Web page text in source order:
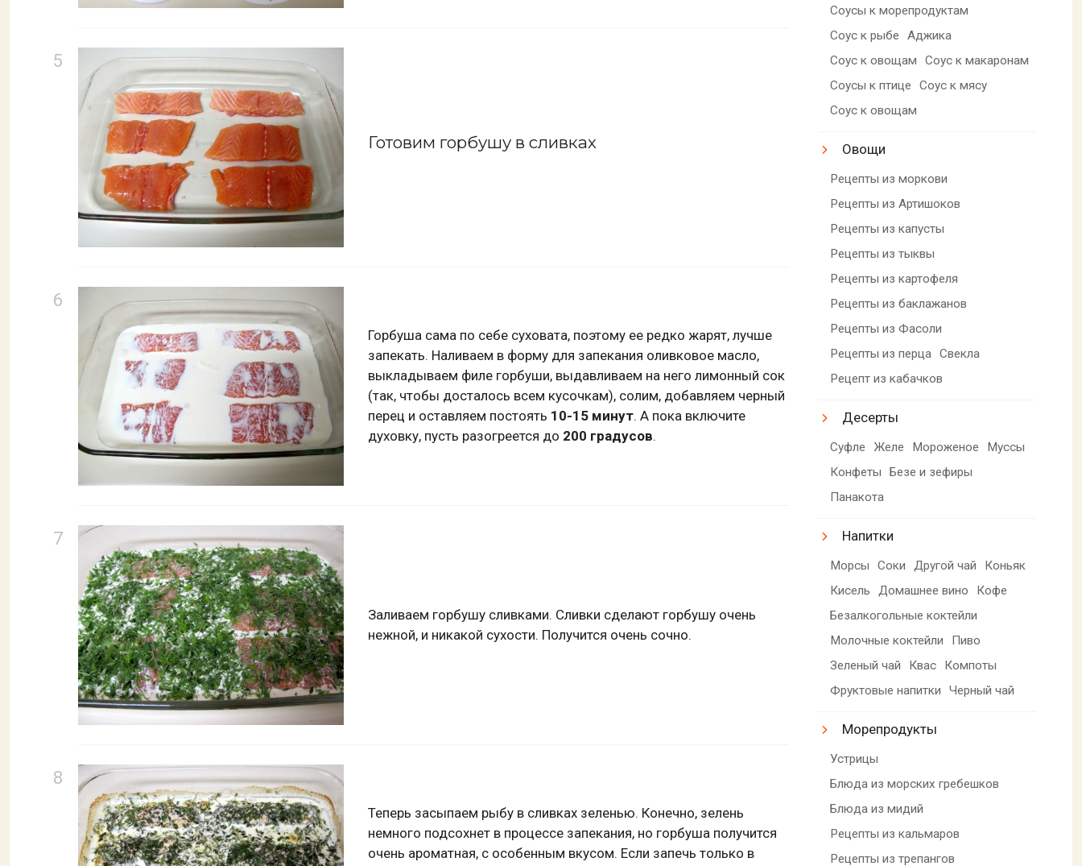
Готовим горбушу в сливках
Горбуша сама по себе суховата, поэтому ее редко жарят, лучше
запекать. Наливаем в форму для запекания оливковое масло,
выкладываем филе горбуши, выдавливаем на него лимонный сок
(так, чтобы досталось всем кусочкам), солим, добавляем черный
перец и оставляем постоять 10-15 минут. А пока включите
духовку, пусть разогреется до 200 градусов.
Заливаем горбушу сливками. Сливки сделают горбушу очень
нежной, и никакой сухости. Получится очень сочно.
Теперь засыпаем рыбу в сливках зеленью. Конечно, зелень
немного подсохнет в процессе запекания, но горбуша получится
очень ароматная, с особенным вкусом. Если запечь только в
Соусы к морепродуктам
Соус к рыбе
Аджика
Соус к овощам
Соус к макаронам
Соусы к птице
Соус к мясу
Соус к овощам
Овощи
Рецепты из моркови
Рецепты из Артишоков
Рецепты из капусты
Рецепты из тыквы
Рецепты из картофеля
Рецепты из баклажанов
Рецепты из Фасоли
Рецепты из перца Свекла
Рецепт из кабачков
Десерты
Суфле Желе Мороженое
Муссы
Конфеты
Безе и зефиры
Панакота
Напитки
Морсы Соки Другой чай
Коньяк
Кисель
Домашнее вино
Кофе
Безалкогольные коктейли
Молочные коктейли
Пиво
Зеленый чай
Квас
Компоты
Фруктовые напитки
Черный чай
Морепродукты
Устрицы
Блюда из морских гребешков
Блюда из мидий
Рецепты из кальмаров
Рецепты из трепангов